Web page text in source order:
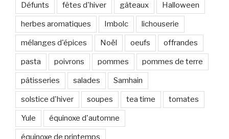
Défunts fêtes d'hiver gâteaux Halloween
herbes aromatiques Imbolc lichouserie
mélanges d'épices Noël oeufs offrandes
pasta poivrons pommes pommes de terre
pâtisseries salades Samhain
solstice d'hiver soupes tea time tomates
Yule équinoxe d'automne
équinoxe de printemps